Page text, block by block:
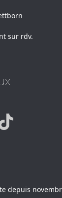
sur rdv.
Tiktok
depuis